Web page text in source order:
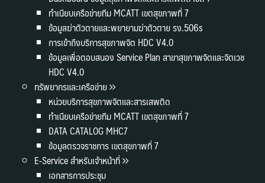
ทำเนียบเครือข่ายทีม MCATT เขตสุขภาพที่ 7
ข้อมูลฆ่าตัวตายและพยายามฆ่าตัวตาย รง.506s
การเข้าถึงบริการสุขภาพจิต HDC V4.0
ข้อมูลเพื่อตอบสนอง Service Plan สาขาสุขภาพจิตและจิตเวช
HDC V4.0
ทรัพยากรและเครือข่าย
หน่วยบริการสุขภาพจิตและสารเสพติด
ทำเนียบเครือข่ายทีม MCATT เขตสุขภาพที่ 7
DATA CATALOG MHC7
ข้อมูลตรวจราชการ เขตสุขภาพที่ 7
E-Service สำหรับเจ้าหน้าที่
เอกสารการประชุม